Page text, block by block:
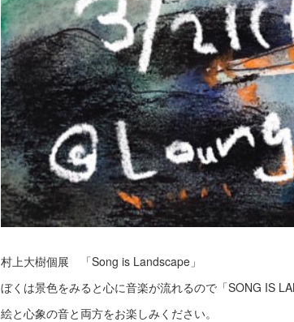
村上大樹個展 「Song is Landscape」
ぼくは景色をみると心に音楽が流れるので「SONG IS
絵と心象の音と両方をお楽しみください。